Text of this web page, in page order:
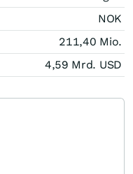
NOK
211,40 Mio.
4,59 Mrd. USD